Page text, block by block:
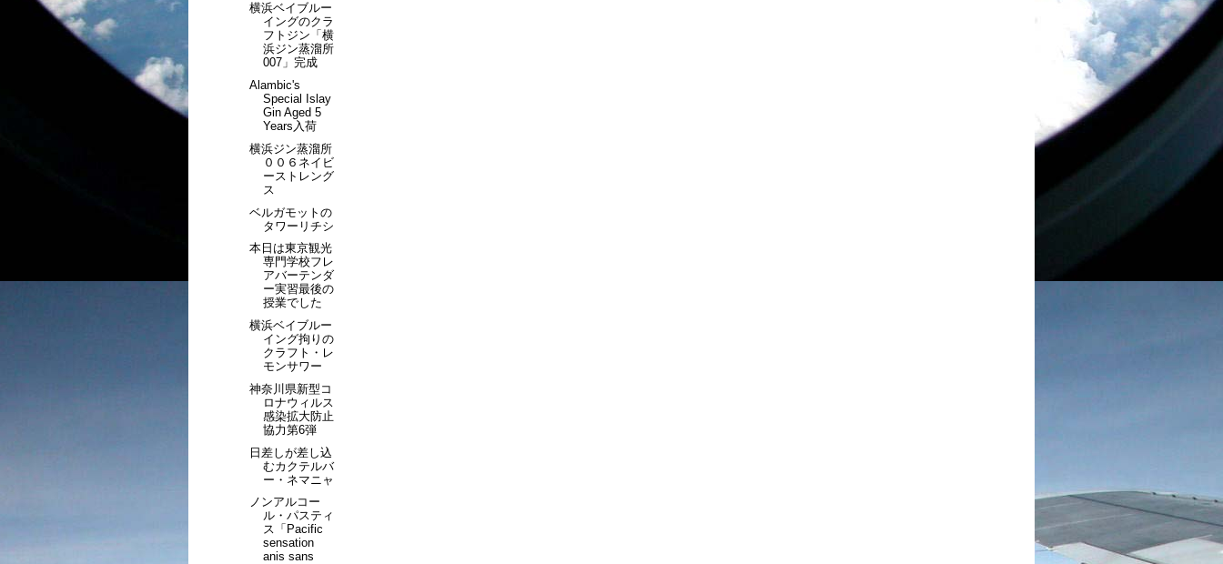
横浜ベイブルー
イングのクラ
フトジン「横
浜ジン蒸溜所
007」完成
Alambic's
Special Islay
Gin Aged 5
Years入荷
横浜ジン蒸溜所
００６ネイビ
ーストレング
ス
ベルガモットの
タワーリチシ
本日は東京観光
専門学校フレ
アバーテンダ
ー実習最後の
授業でした
横浜ベイブルー
イング拘りの
クラフト・レ
モンサワー
神奈川県新型コ
ロナウィルス
感染拡大防止
協力第6弾
日差しが差し込
むカクテルバ
ー・ネマニャ
ノンアルコー
ル・パスティ
ス「Pacific
sensation
anis sans